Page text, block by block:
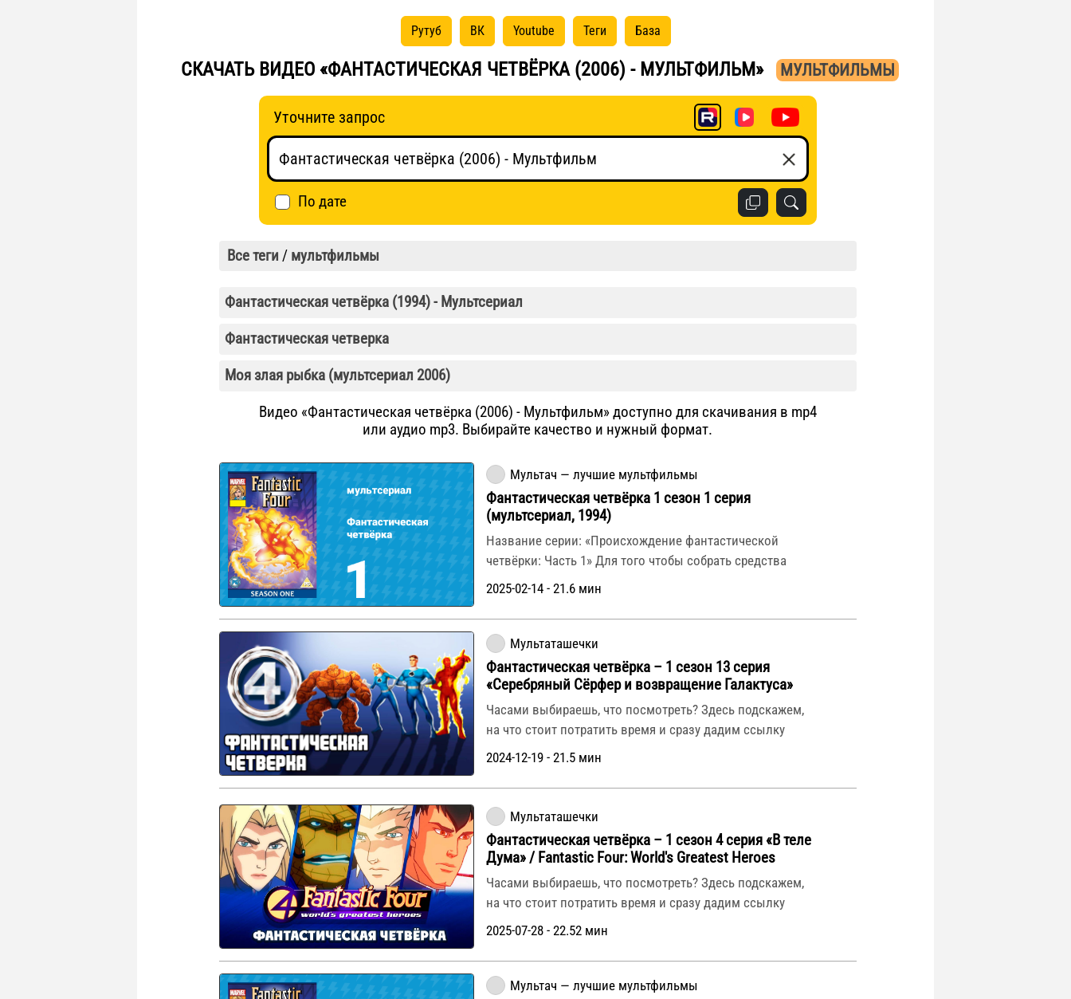
Рутуб ВК Youtube Теги База
СКАЧАТЬ ВИДЕО «ФАНТАСТИЧЕСКАЯ ЧЕТВЁРКА (2006) - МУЛЬТФИЛЬМ» МУЛЬТФИЛЬМЫ
Уточните запрос
По дате
Все теги / мультфильмы
Фантастическая четвёрка (1994) - Мультсериал
Фантастическая четверка
Моя злая рыбка (мультсериал 2006)
Видео «Фантастическая четвёрка (2006) - Мультфильм» доступно для скачивания в mp4
или аудио mp3. Выбирайте качество и нужный формат.
Мультач — лучшие мультфильмы
Фантастическая четвёрка 1 сезон 1 серия
(мультсериал, 1994)
Название серии: «Происхождение фантастической
четвёрки: Часть 1» Для того чтобы собрать средства
2025-02-14 - 21.6 мин
Мультаташечки
Фантастическая четвёрка – 1 сезон 13 серия
«Серебряный Сёрфер и возвращение Галактуса»
Часами выбираешь, что посмотреть? Здесь подскажем,
на что стоит потратить время и сразу дадим ссылку
2024-12-19 - 21.5 мин
Мультаташечки
Фантастическая четвёрка – 1 сезон 4 серия «В теле
Дума» / Fantastic Four: World's Greatest Heroes
Часами выбираешь, что посмотреть? Здесь подскажем,
на что стоит потратить время и сразу дадим ссылку
2025-07-28 - 22.52 мин
Мультач — лучшие мультфильмы